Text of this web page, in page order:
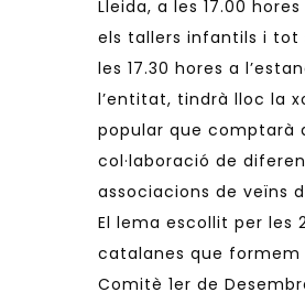
Lleida, a les 17.00 hores
els tallers infantils i tot
les 17.30 hores a
l’entitat, tindrà lloc la
popular que comptarà
col·laboració de
associacions de veïns
El lema escollit per les
catalanes que formem
Comitè 1er de